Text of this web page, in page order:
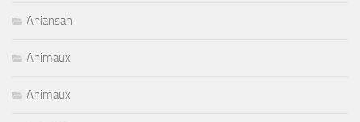
Aniansah
Animaux
Animaux